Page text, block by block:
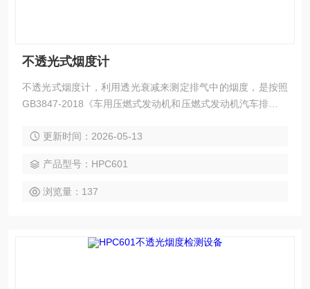
不透光式烟度计
不透光式烟度计，利用透光衰减来测定排气中的烟度，是按照
GB3847-2018《车用压燃式发动机和压燃式发动机汽车排气烟
人民共和国交通行业标准JT/T506-2004的有关标准而设计的仪
13-2006的测试要求。
更新时间：2026-05-13
产品型号：HPC601
浏览量：137